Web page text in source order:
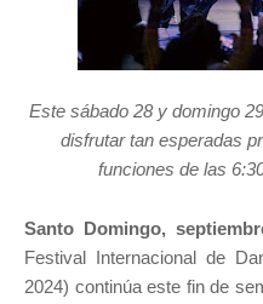
Estesábado 28 y domingo
disfrutartan esperadas
funciones de las
Santo Domingo,
Festival Internacional de
2024) continúa este fin de